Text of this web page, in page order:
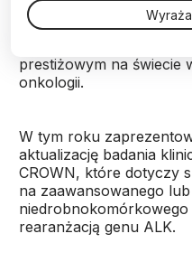
Czerwcowy kongres
Onkologii Klinicznej
prestiżowym na świecie
onkologii.
W tym roku
aktualizację badania
CROWN, które dotyczy
na zaawansowanego
niedrobnokomórkowego
rearanżacją genu ALK.